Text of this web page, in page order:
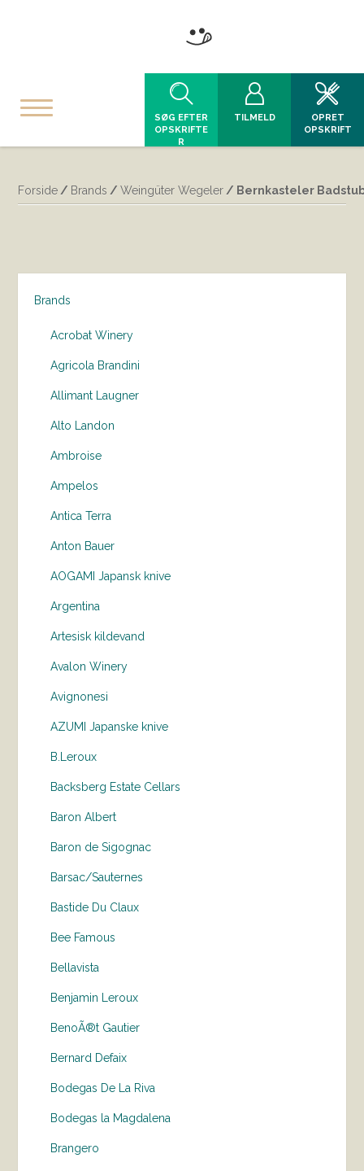
SØG EFTER
OPSKRIFTE
R
TILMELD
OPRET
OPSKRIFT
Forside / Brands /Weingüter Wegeler / Bernkasteler
Brands
Acrobat Winery
Agricola Brandini
Allimant Laugner
Alto Landon
Ambroise
Ampelos
Antica Terra
Anton Bauer
AOGAMI Japansk knive
Argentina
Artesisk kildevand
Avalon Winery
Avignonesi
AZUMI Japanske knive
B.Leroux
Backsberg Estate Cellars
Baron Albert
Baron de Sigognac
Barsac/Sauternes
Bastide Du Claux
Bee Famous
Bellavista
Benjamin Leroux
BenoÃ®t Gautier
Bernard Defaix
Bodegas De La Riva
Bodegas la Magdalena
Brangero